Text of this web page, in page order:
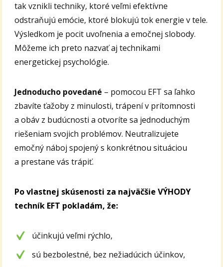
tak vznikli techniky, ktoré veľmi efektívne
odstraňujú emócie, ktoré blokujú tok energie v tele.
Výsledkom je pocit uvoľnenia a emočnej slobody.
Môžeme ich preto nazvať aj technikami
energetickej psychológie.
Jednoducho povedané – pomocou EFT sa ľahko
zbavíte ťažoby z minulosti, trápení v prítomnosti
a obáv z budúcnosti a otvoríte sa jednoduchým
riešeniam svojich problémov. Neutralizujete
emočný náboj spojený s konkrétnou situáciou
a prestane vás trápiť.
Po vlastnej skúsenosti za najväčšie VÝHODY
techník EFT pokladám, že:
účinkujú veľmi rýchlo,
sú bezbolestné, bez nežiadúcich účinkov,